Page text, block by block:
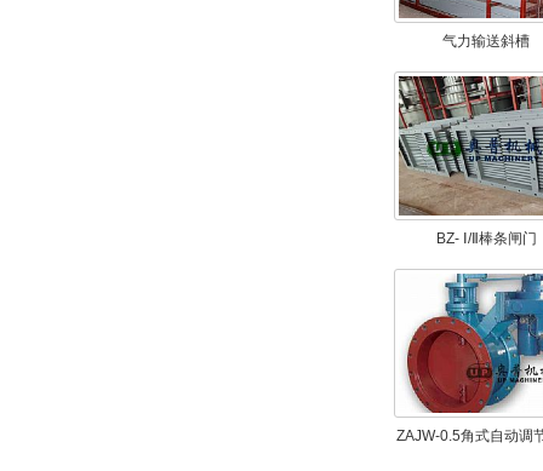
气力输送斜槽
BZ- Ⅰ/Ⅱ棒条闸门
ZAJW-0.5角式自动调